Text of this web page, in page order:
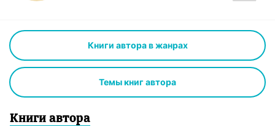
Книги автора в жанрах
Темы книг автора
Книги автора